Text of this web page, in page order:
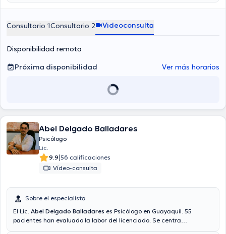
Consultorio 1Consultorio 2 Videoconsulta
Disponibilidad remota
Próxima disponibilidad
Ver más horarios
Abel Delgado Balladares
Psicólogo
Lic.
9.9|56 calificaciones
Vídeo-consulta
Sobre el especialista
El Lic. Abel Delgado Balladares es Psicólogo en Guayaquil. 55
pacientes han evaluado la labor del licenciado. Se centra